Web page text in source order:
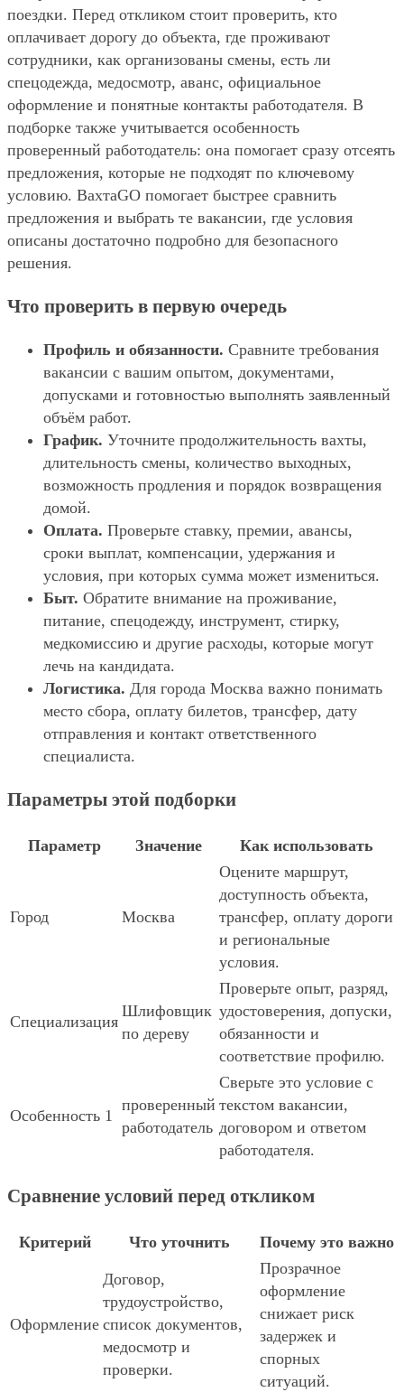
поездки. Перед откликом стоит проверить, кто
оплачивает дорогу до объекта, где проживают
сотрудники, как организованы смены, есть ли
спецодежда, медосмотр, аванс, официальное
оформление и понятные контакты работодателя. В
подборке также учитывается особенность
проверенный работодатель: она помогает сразу отсеять
предложения, которые не подходят по ключевому
условию. ВахтаGO помогает быстрее сравнить
предложения и выбрать те вакансии, где условия
описаны достаточно подробно для безопасного
решения.
Что проверить в первую очередь
Профиль и обязанности. Сравните требования
вакансии с вашим опытом, документами,
допусками и готовностью выполнять заявленный
объём работ.
График. Уточните продолжительность вахты,
длительность смены, количество выходных,
возможность продления и порядок возвращения
домой.
Оплата. Проверьте ставку, премии, авансы,
сроки выплат, компенсации, удержания и
условия, при которых сумма может измениться.
Быт. Обратите внимание на проживание,
питание, спецодежду, инструмент, стирку,
медкомиссию и другие расходы, которые могут
лечь на кандидата.
Логистика. Для города Москва важно понимать
место сбора, оплату билетов, трансфер, дату
отправления и контакт ответственного
специалиста.
Параметры этой подборки
Параметр Значение Как использовать
Город Москва
Оцените маршрут,
доступность объекта,
трансфер, оплату дороги
и региональные
условия.
Специализация
Шлифовщик
по дереву
Проверьте опыт, разряд,
удостоверения, допуски,
обязанности и
соответствие профилю.
Особенность 1
проверенный
работодатель
Сверьте это условие с
текстом вакансии,
договором и ответом
работодателя.
Сравнение условий перед откликом
Критерий Что уточнить Почему это важно
Оформление
Договор,
трудоустройство,
список документов,
медосмотр и
проверки.
Прозрачное
оформление
снижает риск
задержек и
спорных
ситуаций.